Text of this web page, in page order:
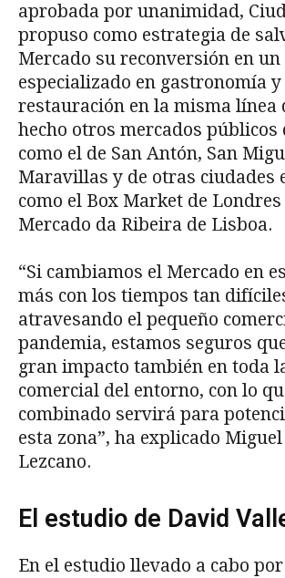
aprobada por unanimidad,
propuso como estrategia de
Mercado su reconversión en un
especializado en gastronomía y
restauración en la misma línea
hecho otros mercados públicos
como el de San Antón, San
Maravillas y de otras ciudades
como el Box Market de Londres
Mercado da Ribeira de Lisboa.
“Si cambiamos el Mercado en
más con los tiempos tan
atravesando el pequeño
pandemia, estamos seguros
gran impacto también en toda
comercial del entorno, con lo
combinado servirá para
esta zona”, ha explicado
Lezcano.
El estudio de David
En el estudio llevado a cabo